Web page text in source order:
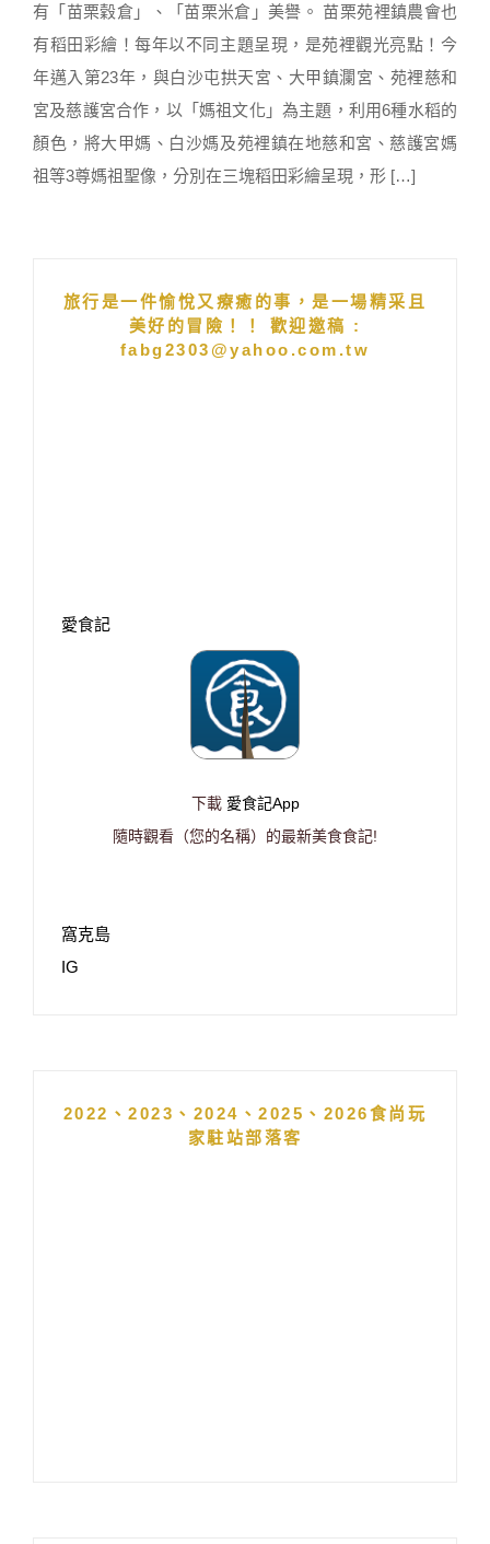
有「苗栗穀倉」、「苗栗米倉」美譽。 苗栗苑裡鎮農會也
有稻田彩繪！每年以不同主題呈現，是苑裡觀光亮點！今
年邁入第23年，與白沙屯拱天宮、大甲鎮瀾宮、苑裡慈和
宮及慈護宮合作，以「媽祖文化」為主題，利用6種水稻的
顏色，將大甲媽、白沙媽及苑裡鎮在地慈和宮、慈護宮媽
祖等3尊媽祖聖像，分別在三塊稻田彩繪呈現，形 […]
旅行是一件愉悅又療癒的事，是一場精采且
美好的冒險！！ 歡迎邀稿 :
fabg2303@yahoo.com.tw
愛食記
下載 愛食記App
隨時觀看（您的名稱）的最新美食食記!
窩克島
IG
2022、2023、2024、2025、2026食尚玩
家駐站部落客